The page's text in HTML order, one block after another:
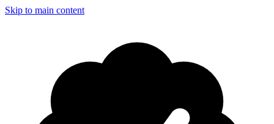
Skip to main content